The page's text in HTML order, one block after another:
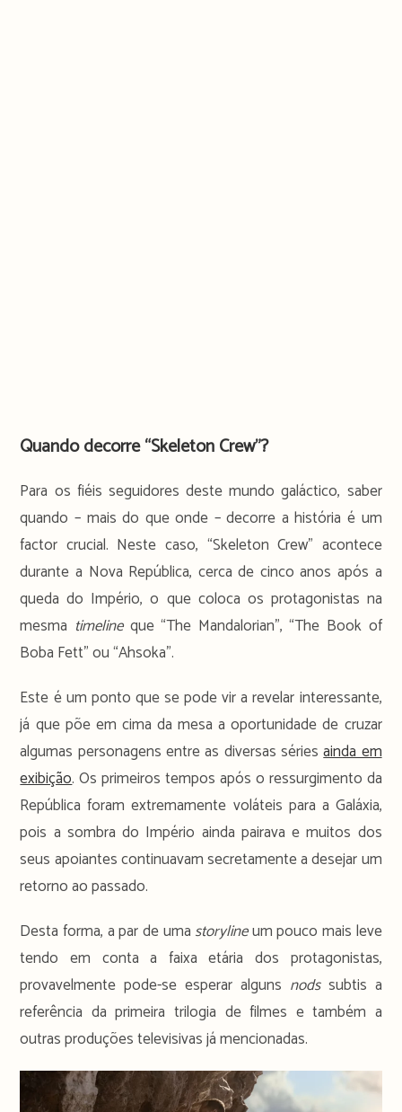
Quando decorre “Skeleton Crew”?
Para os fiéis seguidores deste mundo galáctico, saber
quando – mais do que onde – decorre a história é um
factor crucial. Neste caso, “Skeleton Crew” acontece
durante a Nova República, cerca de cinco anos após a
queda do Império, o que coloca os protagonistas na
mesma timelineque “The Mandalorian”, “The Book of
Boba Fett” ou “Ahsoka”.
Este é um ponto que se pode vir a revelar interessante,
já que põe em cima da mesa a oportunidade de cruzar
algumas personagens entre as diversas sériesainda em
exibição. Os primeiros tempos após o ressurgimento da
República foram extremamente voláteis para a Galáxia,
pois a sombra do Império ainda pairava e muitos dos
seus apoiantes continuavam secretamente a desejar um
retorno ao passado.
Desta forma, a par de uma storylineum pouco mais leve
tendo em conta a faixa etária dos protagonistas,
provavelmente pode-se esperar alguns nodssubtis a
referência da primeira trilogia de filmes e também a
outras produções televisivas já mencionadas.